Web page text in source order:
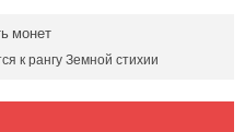
к рангу Земной стихии